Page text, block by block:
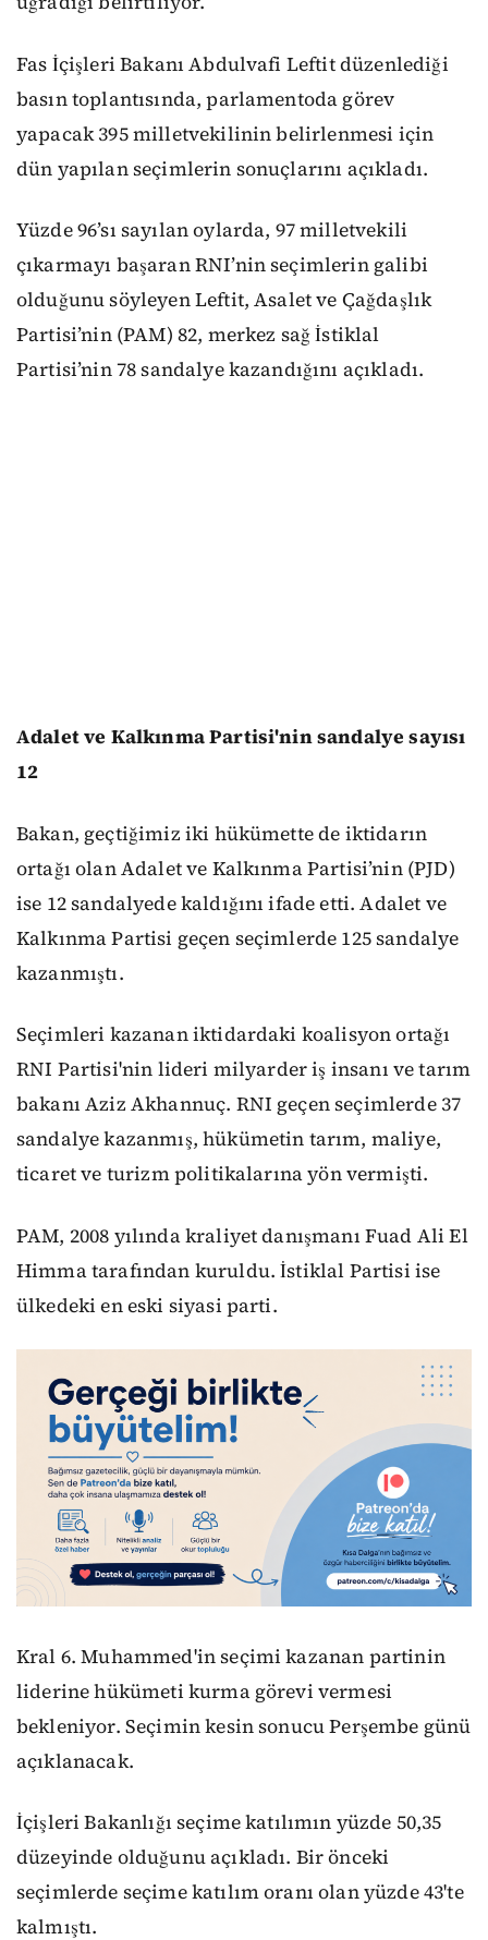
Fas İçişleri Bakanı Abdulvafi Leftit düzenlediği
basın toplantısında, parlamentoda görev
yapacak 395 milletvekilinin belirlenmesi için
dün yapılan seçimlerin sonuçlarını açıkladı.
Yüzde 96’sı sayılan oylarda, 97 milletvekili
çıkarmayı başaran RNI’nin seçimlerin galibi
olduğunu söyleyen Leftit, Asalet ve Çağdaşlık
Partisi’nin (PAM) 82, merkez sağ İstiklal
Partisi’nin 78 sandalye kazandığını açıkladı.
Adalet ve Kalkınma Partisi'nin sandalye sayısı
12
Bakan, geçtiğimiz iki hükümette de iktidarın
ortağı olan Adalet ve Kalkınma Partisi’nin (PJD)
ise 12 sandalyede kaldığını ifade etti. Adalet ve
Kalkınma Partisi geçen seçimlerde 125 sandalye
kazanmıştı.
Seçimleri kazanan iktidardaki koalisyon ortağı
RNI Partisi'nin lideri milyarder iş insanı ve tarım
bakanı Aziz Akhannuç. RNI geçen seçimlerde 37
sandalye kazanmış, hükümetin tarım, maliye,
ticaret ve turizm politikalarına yön vermişti.
PAM, 2008 yılında kraliyet danışmanı Fuad Ali El
Himma tarafından kuruldu. İstiklal Partisi ise
ülkedeki en eski siyasi parti.
Kral 6. Muhammed'in seçimi kazanan partinin
liderine hükümeti kurma görevi vermesi
bekleniyor. Seçimin kesin sonucu Perşembe günü
açıklanacak.
İçişleri Bakanlığı seçime katılımın yüzde 50,35
düzeyinde olduğunu açıkladı. Bir önceki
seçimlerde seçime katılım oranı olan yüzde 43'te
kalmıştı.